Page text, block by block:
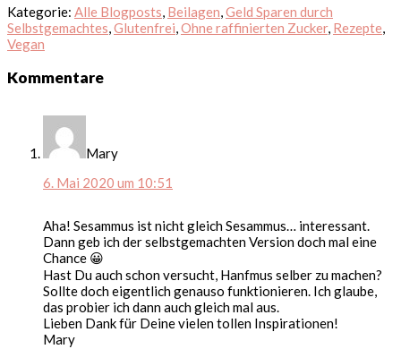
Kategorie: Alle Blogposts, Beilagen,Geld Sparen durch
Selbstgemachtes,Glutenfrei,Ohne raffinierten Zucker, Rezepte,
Vegan
Leser-
Kommentare
Mary
6. Mai 2020 um 10:51
Aha! Sesammus ist nicht gleich Sesammus… interessant.
Dann geb ich der selbstgemachten Version doch mal eine
Chance 😀
Hast Du auch schon versucht, Hanfmus selber zu machen?
Sollte doch eigentlich genauso funktionieren. Ich glaube,
das probier ich dann auch gleich mal aus.
Lieben Dank für Deine vielen tollen Inspirationen!
Mary